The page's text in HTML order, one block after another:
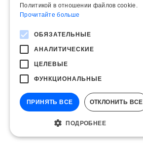
Политикой в ​​отношении файлов cookie.
Прочитайте больше
ОБЯЗАТЕЛЬНЫЕ
АНАЛИТИЧЕСКИЕ
ЦЕЛЕВЫЕ
ФУНКЦИОНАЛЬНЫЕ
ПРИНЯТЬ ВСЕ ОТКЛОНИТЬ ВСЕ
ПОДРОБНЕЕ